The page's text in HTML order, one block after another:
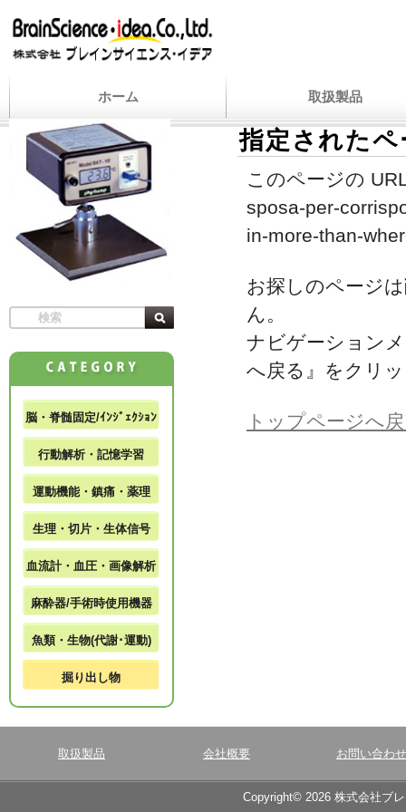
ホーム 取扱製品
指定された
このページの
sposa-per-
in-more-than-
お探しのページ
ん。
ナビゲーション
へ戻る』をクリ
トップページへ
脳・脊髄固定/ｲﾝｼﾞｪｸｼｮﾝ
行動解析・記憶学習
運動機能・鎮痛・薬理
生理・切片・生体信号
血流計・血圧・画像解析
麻酔器/手術時使用機器
魚類・生物(代謝･運動)
掘り出し物
取扱製品 会社概要 お問い合わせ
Copyright© 2026 株式会社ブ